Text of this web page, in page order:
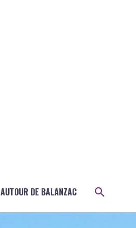
AUTOUR DE BALANZAC